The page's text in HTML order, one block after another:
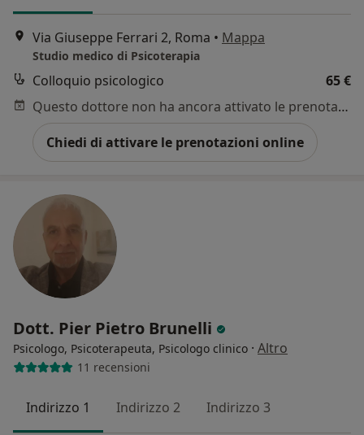
Via Giuseppe Ferrari 2, Roma • Mappa
Studio medico di Psicoterapia
Colloquio psicologico
65 €
Questo dottore non ha ancora attivato le prenotazioni online presso questo indirizzo.
Chiedi di attivare le prenotazioni online
Dott. Pier Pietro Brunelli
Psicologo, Psicoterapeuta, Psicologo clinico · Altro
11 recensioni
Indirizzo 1 Indirizzo 2 Indirizzo 3